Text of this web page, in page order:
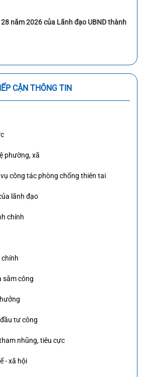
năm 2026 của Lãnh đạo UBND thành
CẬN THÔNG TIN
phường, xã
công tác phòng chống thiên tai
lãnh đạo
chính
chính
sắm công
tư công
nhũng, tiêu cực
- xã hội